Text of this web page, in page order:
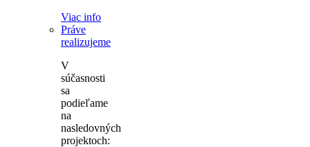
Viac info
Práve
realizujeme
V
súčasnosti
sa
podieľame
na
nasledovných
projektoch: